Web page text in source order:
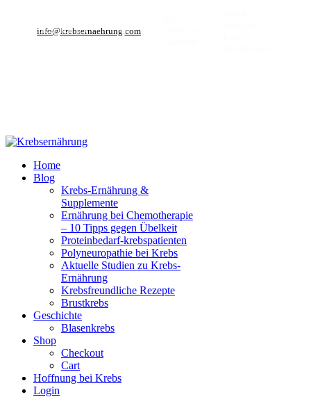
info@krebsernaehrung.com
Home
Blog
Krebs-Ernährung &
Supplemente
Ernährung bei Chemotherapie
– 10 Tipps gegen Übelkeit
Proteinbedarf-krebspatienten
Polyneuropathie bei Krebs
Aktuelle Studien zu Krebs-
Ernährung
Krebsfreundliche Rezepte
Brustkrebs
Geschichte
Blasenkrebs
Shop
Checkout
Cart
Hoffnung bei Krebs
Login
KREBS